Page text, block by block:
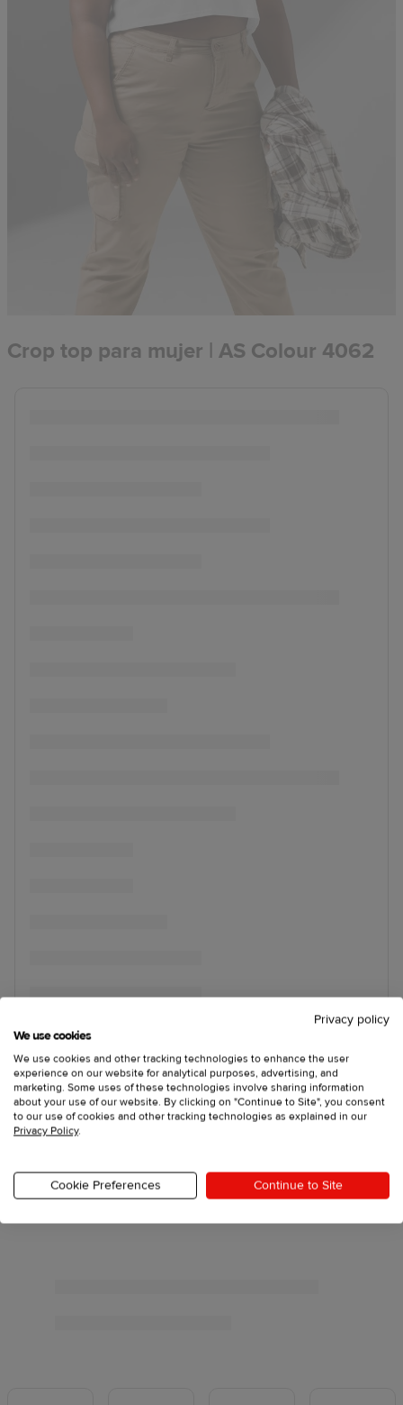
Crop top para mujer | AS Colour 4062
Privacy policy
We use cookies
We use cookies and other tracking technologies to enhance the user
experience on our website for analytical purposes, advertising, and
marketing. Some uses of these technologies involve sharing information
about your use of our website. By clicking on "Continue to Site", you consent
to our use of cookies and other tracking technologies as explained in our
Privacy Policy.
Cookie Preferences Continue to Site